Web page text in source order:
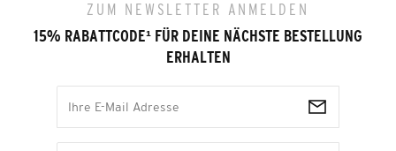
ZUM NEWSLETTER ANMELDEN
15% RABATTCODE¹ FÜR DEINE NÄCHSTE BESTELLUNG
ERHALTEN